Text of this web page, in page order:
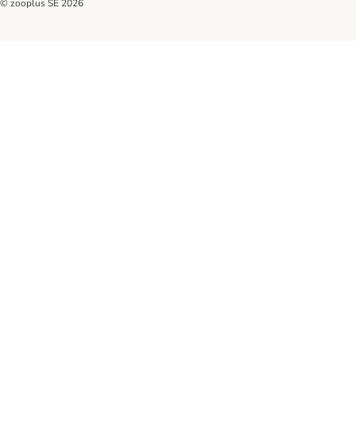
© zooplus SE 2026